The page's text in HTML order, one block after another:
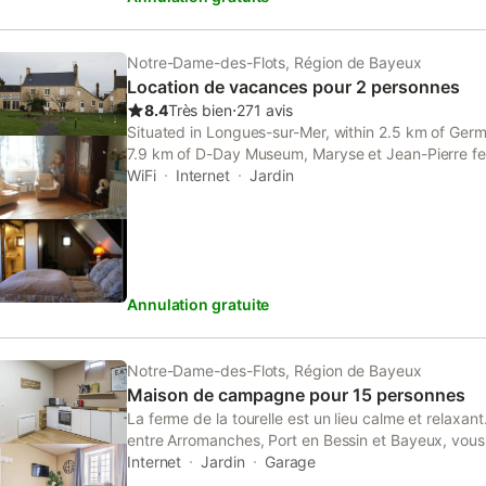
d’une cour intérieure gravillonnée préservant la
Idéalement située sur le tracé de la voie cyclable
vagues permet également l’accès à plusieurs
celui joignant le site des Batteries de Longues-sur-
marche). A mi-chemin entre le charme du port de
les vestiges du port artificiel d’Arromanches, le Gîte
Notre-Dame-des-Flots, Région de Bayeux
Location de vacances pour 2 personnes
8.4Très bien⋅271 avis
Situated in Longues-sur-Mer, within 2.5 km of
7.9 km of D-Day Museum, Maryse et Jean-Pierre
a garden and free WiFi as well as free private
WiFi Internet Jardin
Annulation gratuite
Notre-Dame-des-Flots, Région de Bayeux
Maison de campagne pour 15 personnes
La ferme de la tourelle est un lieu calme et
entre Arromanches, Port en Bessin et Bayeux,
d’endroits à visiter ! Découvrez des lieux
Internet Jardin Garage